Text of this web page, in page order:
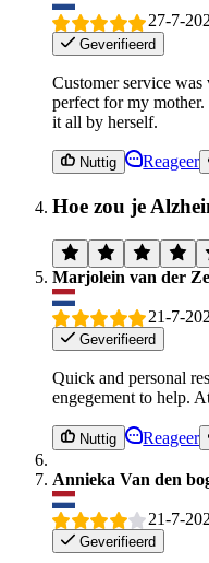
27-7-
Geverifieerd
Customer service
perfect for my mother.
it all by herself.
Nuttig Reageer
Hoe zou je
Marjolein van der
21-7-
Geverifieerd
Quick and personal
engegement to help.
Nuttig Reageer
Annieka Van den
21-7-
Geverifieerd